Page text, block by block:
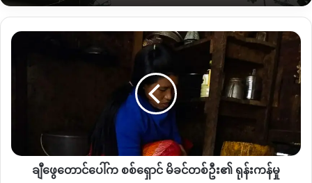
မည်ဟု ဦး Ze Hkawng က ပြောသည်။
ပလန စိန်ဂျိုးဇက် စစ်ရှောင်စခန်းတွင် အဆောင်(၁)နှင့်(၂) ရှိသည့်
အနက် ယခုပိုးတွေ့သူမှာ အဆောင် ၂ မှ ဖြစ်သောကြောင့် ထို
အဆောင်မှ လူဦးရေ ၁၀၀ကျော်ကိုအသွားအလာကန့်သတ်
ချီ
တစ်
ချီဖွေတောင်ပေါ်က စစ်ရှောင် မိခင်တစ်ဦး၏ ရုန်းကန်မှု